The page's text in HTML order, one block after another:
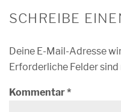
SCHREIBE
Deine E-Mail-Adresse
Erforderliche Felder
Kommentar*